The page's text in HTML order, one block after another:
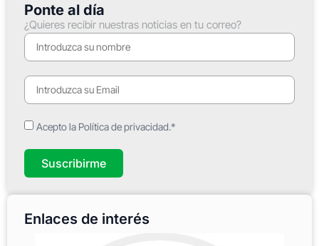
Ponte al día
¿Quieres recibir nuestras noticias en tu correo?
Acepto la Política de privacidad.*
Suscribirme
Enlaces de interés